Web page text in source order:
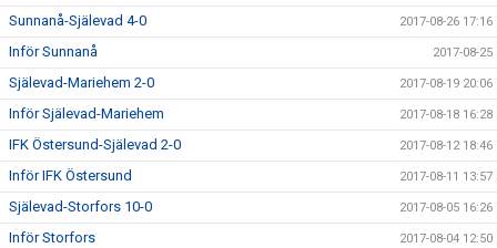
Sunnanå-Själevad 4-0 2017-08-26 17:16
Inför Sunnanå 2017-08-25
Själevad-Mariehem 2-0 2017-08-19 20:06
Inför Själevad-Mariehem 2017-08-18 16:28
IFK Östersund-Själevad 2-0 2017-08-12 18:46
Inför IFK Östersund 2017-08-11 13:57
Själevad-Storfors 10-0 2017-08-05 16:26
Inför Storfors 2017-08-04 12:50